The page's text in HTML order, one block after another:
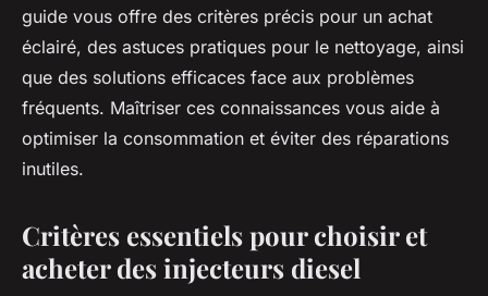
guide vous offre des critères précis pour un achat
éclairé, des astuces pratiques pour le nettoyage, ainsi
que des solutions efficaces face aux problèmes
fréquents. Maîtriser ces connaissances vous aide à
optimiser la consommation et éviter des réparations
inutiles.
Critères essentiels pour choisir et
acheter des injecteurs diesel